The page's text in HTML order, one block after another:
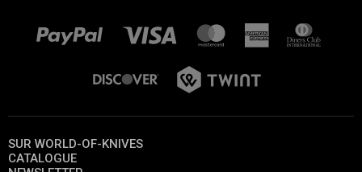
SUR WORLD-OF-KNIVES
CATALOGUE